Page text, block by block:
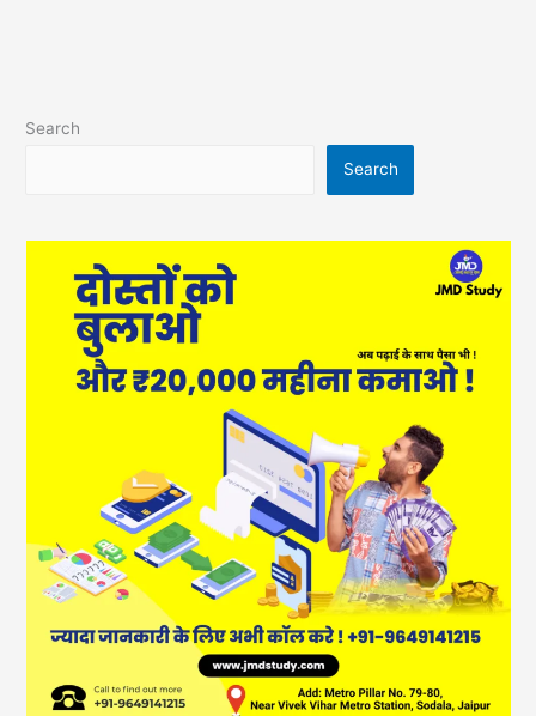
Search
Search